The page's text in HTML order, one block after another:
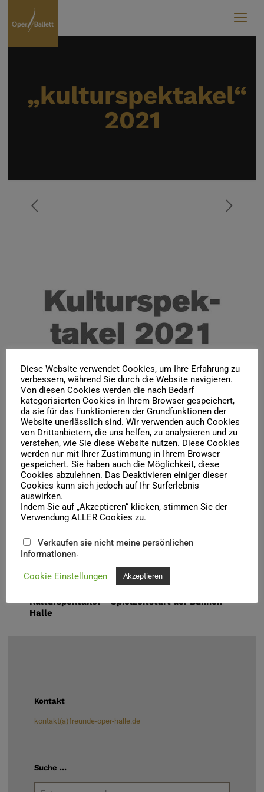
„kulturspektakel“
2021
Mehr Informationen über die einzelnen
Veranstaltungen unter folgenden Link:
Kulturspektakel – Spielzeitstart der Bühnen
Halle
Kontakt
kontakt(a)freunde-oper-halle.de
Suche …
Diese Website verwendet Cookies, um Ihre Erfahrung zu
verbessern, während Sie durch die Website navigieren.
Von diesen Cookies werden die nach Bedarf
kategorisierten Cookies in Ihrem Browser gespeichert,
da sie für das Funktionieren der Grundfunktionen der
Website unerlässlich sind. Wir verwenden auch Cookies
von Drittanbietern, die uns helfen, zu analysieren und zu
verstehen, wie Sie diese Website nutzen. Diese Cookies
werden nur mit Ihrer Zustimmung in Ihrem Browser
gespeichert. Sie haben auch die Möglichkeit, diese
Cookies abzulehnen. Das Deaktivieren einiger dieser
Cookies kann sich jedoch auf Ihr Surferlebnis
auswirken.
Indem Sie auf „Akzeptieren“ klicken, stimmen Sie der
Verwendung ALLER Cookies zu.
Verkaufen sie nicht meine persönlichen
Informationen.
Cookie Einstellungen Akzeptieren